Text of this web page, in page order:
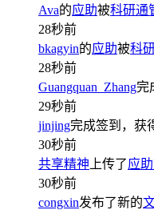
Ava的应助被科研通
28秒前
bkagyin的应助被科
28秒前
Guangquan_Zhang完
29秒前
jinjing完成签到，获
30秒前
共享精神 上传了应
30秒前
congxin发布了新的